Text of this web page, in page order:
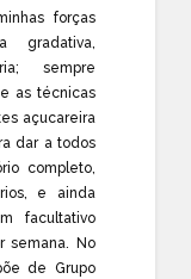
forças
gradativa,
sempre
as técnicas
açucareira
dar a todos
completo,
e ainda
facultativo
semana. No
de Grupo